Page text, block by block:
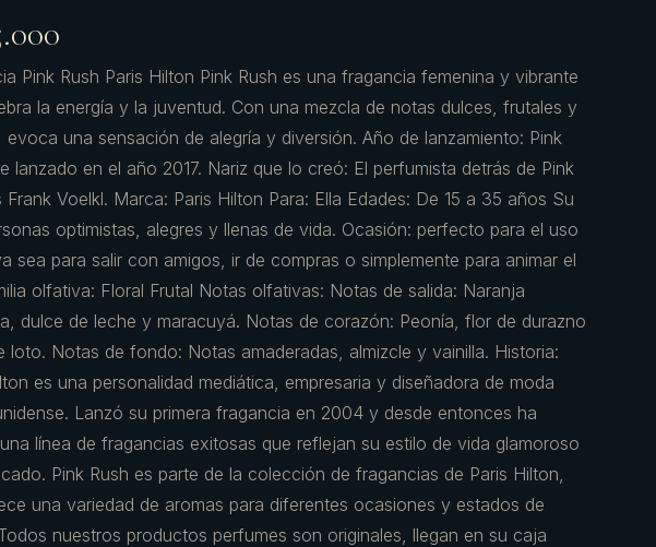
Pink Rush Paris Hilton Pink Rush es una fragancia femenina y vibrante
la energía y la juventud. Con una mezcla de notas dulces, frutales y
evoca una sensación de alegría y diversión. Año de lanzamiento: Pink
lanzado en el año 2017. Nariz que lo creó: El perfumista detrás de Pink
Frank Voelkl. Marca: Paris Hilton Para: Ella Edades: De 15 a 35 años Su
optimistas, alegres y llenas de vida. Ocasión: perfecto para el uso
sea para salir con amigos, ir de compras o simplemente para animar el
olfativa: Floral Frutal Notas olfativas: Notas de salida: Naranja
dulce de leche y maracuyá. Notas de corazón: Peonía, flor de durazno
loto. Notas de fondo: Notas amaderadas, almizcle y vainilla. Historia:
es una personalidad mediática, empresaria y diseñadora de moda
Lanzó su primera fragancia en 2004 y desde entonces ha
línea de fragancias exitosas que reflejan su estilo de vida glamoroso
Pink Rush es parte de la colección de fragancias de Paris Hilton,
una variedad de aromas para diferentes ocasiones y estados de
nuestros productos perfumes son originales, llegan en su caja